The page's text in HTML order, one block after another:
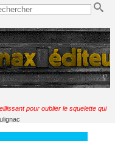
pour oublier le squelette qui